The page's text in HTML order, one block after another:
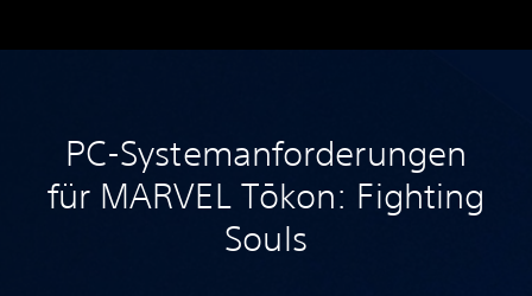
PC-Systemanforderungen
für MARVEL Tōkon: Fighting
Souls